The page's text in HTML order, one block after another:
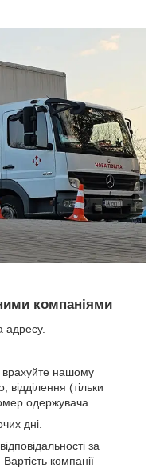
компаніями
адресу.
нашому
(тільки
одержувача.
дні.
за
компанії